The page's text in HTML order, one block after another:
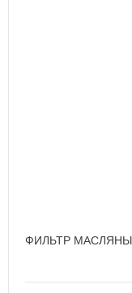
ФИЛЬТР МАСЛЯНЫЙ